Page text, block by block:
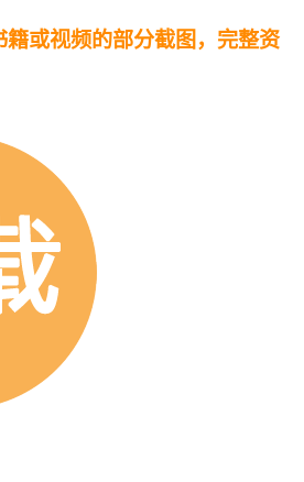
籍或视频的部分截图，完整资